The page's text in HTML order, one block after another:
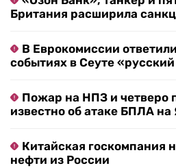
Британия расширила
В Еврокомиссии
событиях в Сеуте
Пожар на НПЗ и четверо
известно об атаке БПЛА на
Китайская госкомпания
нефти из России